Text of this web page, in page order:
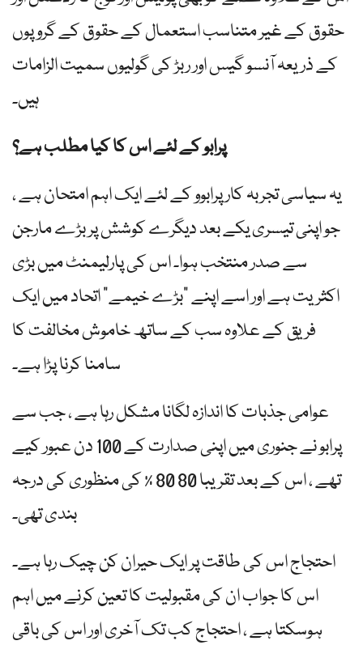
حقوق کے غیر متناسب استعمال کے حقوق کے گروپوں
کے ذریعہ آنسو گیس اور ربڑ کی گولیوں سمیت الزامات
ہیں۔
پرابو کے لئے اس کا کیا مطلب ہے؟
یہ سیاسی تجربہ کار پرابوو کے لئے ایک اہم امتحان ہے ،
جو اپنی تیسری یکے بعد دیگرے کوشش پر بڑے مارجن
سے صدر منتخب ہوا۔ اس کی پارلیمنٹ میں بڑی
اکثریت ہے اور اسے اپنے "بڑے خیمے” اتحاد میں ایک
فریق کے علاوہ سب کے ساتھ خاموش مخالفت کا
سامنا کرنا پڑا ہے۔
عوامی جذبات کا اندازہ لگانا مشکل رہا ہے ، جب سے
پرابو نے جنوری میں اپنی صدارت کے 100 دن عبور کیے
تھے ، اس کے بعد تقریبا 80 80 ٪ کی منظوری کی درجہ
بندی تھی۔
احتجاج اس کی طاقت پر ایک حیران کن چیک رہا ہے۔
اس کا جواب ان کی مقبولیت کا تعین کرنے میں اہم
ہوسکتا ہے ، احتجاج کب تک آخری اور اس کی باقی